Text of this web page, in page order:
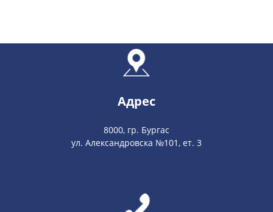
Адрес
8000, гр. Бургас
ул. Александровска №101, ет. 3